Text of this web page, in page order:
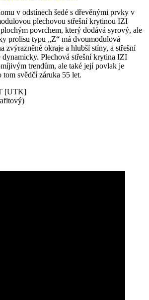
v odstínech šedé s dřevěnými prvky v
plechovou střešní krytinou IZI
povrchem, který dodává syrový, ale
prolisu typu „Z“ má dvoumodulová
zvýrazněné okraje a hlubší stíny, a střešní
dynamicky. Plechová střešní krytina IZI
trendům, ale také její povlak je
svědčí záruka 55 let.
[UTK]